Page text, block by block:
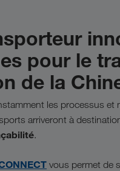
pour le
de la
les processus et
arriveront à
.
vous permet de